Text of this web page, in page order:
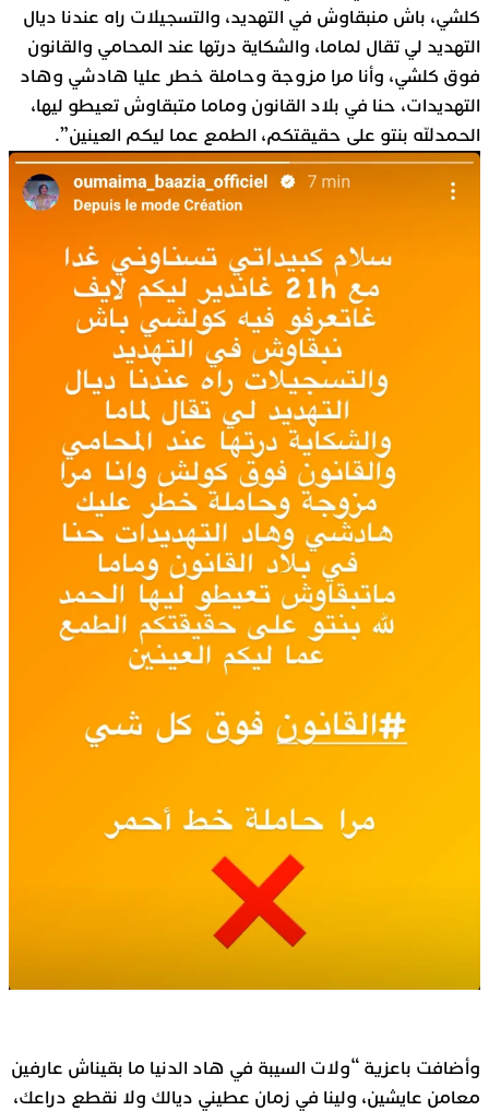
كلشي، باش منبقاوش في التهديد، والتسجيلات راه عندنا ديال
التهديد لي تقال لماما، والشكاية درتها عند المحامي والقانون
فوق كلشي، وأنا مرا مزوجة وحاملة خطر عليا هادشي وهاد
التهديدات، حنا في بلاد القانون وماما متبقاوش تعيطو ليها،
الحمدلله بنتو على حقيقتكم، الطمع عما ليكم العينين”.
وأضافت باعزية “ولات السيبة في هاد الدنيا ما بقيناش عارفين
معامن عايشين، ولينا في زمان عطيني ديالك ولا نقطع دراعك،